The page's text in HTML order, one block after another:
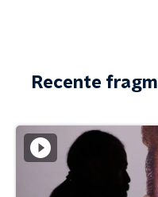
Recente